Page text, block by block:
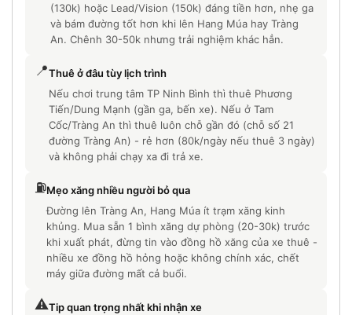
(130k) hoặc Lead/Vision (150k) đáng tiền hơn, nhẹ ga
và bám đường tốt hơn khi lên Hang Múa hay Tràng
An. Chênh 30-50k nhưng trải nghiệm khác hẳn.
📍Thuê ở đâu tùy lịch trình
Nếu chơi trung tâm TP Ninh Bình thì thuê Phương
Tiến/Dung Mạnh (gần ga, bến xe). Nếu ở Tam
Cốc/Tràng An thì thuê luôn chỗ gần đó (chỗ số 21
đường Tràng An) - rẻ hơn (80k/ngày nếu thuê 3 ngày)
và không phải chạy xa đi trả xe.
⛽Mẹo xăng nhiều người bỏ qua
Đường lên Tràng An, Hang Múa ít trạm xăng kinh
khủng. Mua sẵn 1 bình xăng dự phòng (20-30k) trước
khi xuất phát, đừng tin vào đồng hồ xăng của xe thuê -
nhiều xe đồng hồ hỏng hoặc không chính xác, chết
máy giữa đường mất cả buổi.
⚠️Tip quan trọng nhất khi nhận xe